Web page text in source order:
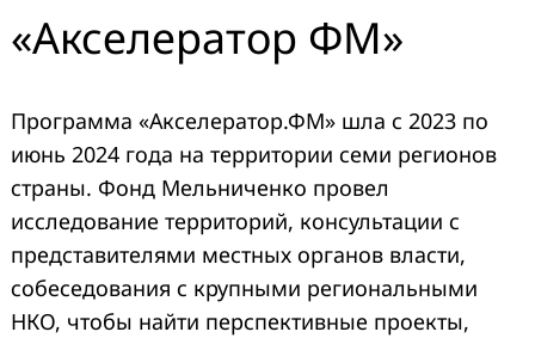
«Акселератор ФМ»
Программа «Акселератор.ФМ» шла с 2023 по
июнь 2024 года на территории семи регионов
страны. Фонд Мельниченко провел
исследование территорий, консультации с
представителями местных органов власти,
собеседования с крупными региональными
НКО, чтобы найти перспективные проекты,